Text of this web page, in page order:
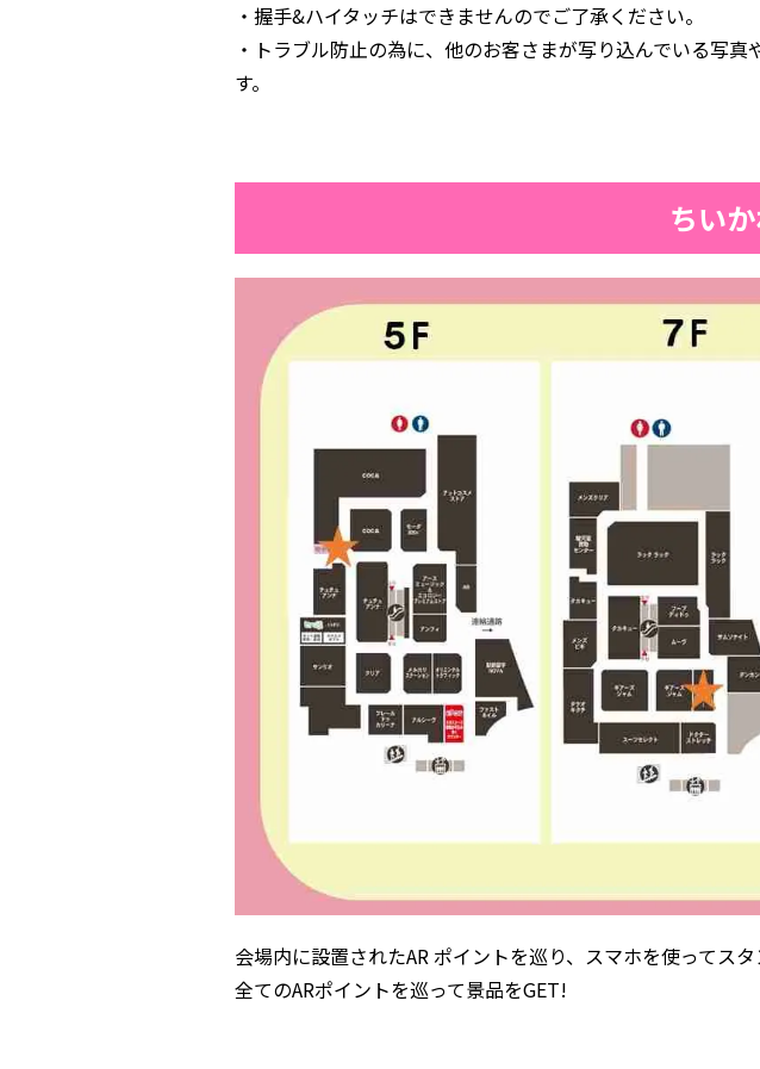
・握手&ハイタッチはできませんのでご了承ください。
・トラブル防止の為に、他のお客さまが写り込んでいる写
す。
ちい
会場内に設置されたAR ポイントを巡り、スマホを使ってス
全てのARポイントを巡って景品をGET!